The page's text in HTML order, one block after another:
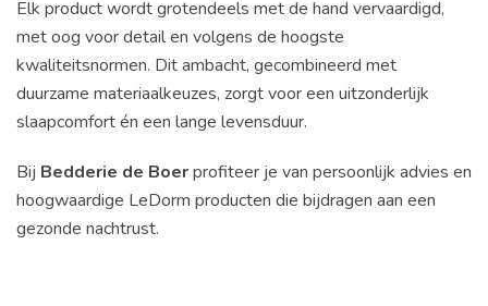
Elk product wordt grotendeels met de hand vervaardigd,
met oog voor detail en volgens de hoogste
kwaliteitsnormen. Dit ambacht, gecombineerd met
duurzame materiaalkeuzes, zorgt voor een uitzonderlijk
slaapcomfort én een lange levensduur.
Bij Bedderie de Boerprofiteer je van persoonlijk advies en
hoogwaardige LeDorm producten die bijdragen aan een
gezonde nachtrust.